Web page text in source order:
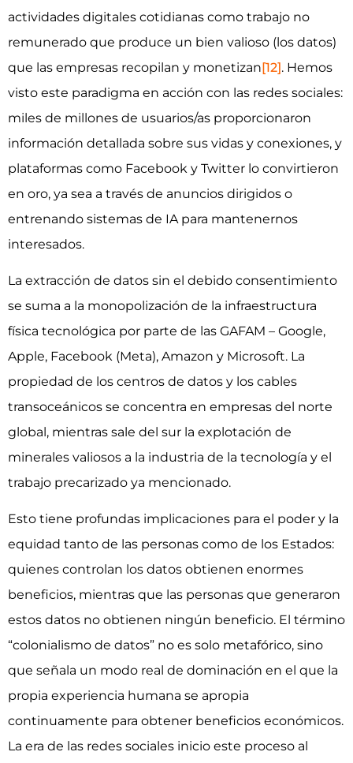
actividades digitales cotidianas como trabajo no
remunerado que produce un bien valioso (los datos)
que las empresas recopilan y monetizan[12]. Hemos
visto este paradigma en acción con las redes sociales:
miles de millones de usuarios/as proporcionaron
información detallada sobre sus vidas y conexiones, y
plataformas como Facebook y Twitter lo convirtieron
en oro, ya sea a través de anuncios dirigidos o
entrenando sistemas de IA para mantenernos
interesados.
La extracción de datos sin el debido consentimiento
se suma a la monopolización de la infraestructura
física tecnológica por parte de las GAFAM – Google,
Apple, Facebook (Meta), Amazon y Microsoft. La
propiedad de los centros de datos y los cables
transoceánicos se concentra en empresas del norte
global, mientras sale del sur la explotación de
minerales valiosos a la industria de la tecnología y el
trabajo precarizado ya mencionado.
Esto tiene profundas implicaciones para el poder y la
equidad tanto de las personas como de los Estados:
quienes controlan los datos obtienen enormes
beneficios, mientras que las personas que generaron
estos datos no obtienen ningún beneficio. El término
“colonialismo de datos” no es solo metafórico, sino
que señala un modo real de dominación en el que la
propia experiencia humana se apropia
continuamente para obtener beneficios económicos.
La era de las redes sociales inicio este proceso al